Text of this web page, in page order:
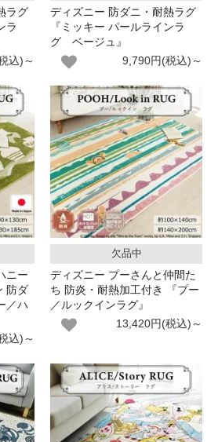
ラグ
ラ
込)～
ディズニー 防ダニ・耐熱ラグ
『ミッキー パールラインラ
グ ベージュ』
9,790円(税込)～
ニー
防ダ
／ハ
込)～
欠品中
ディズニー プーさんと仲間た
ち 防炎・耐熱加工付き 『プー
／ルックインラグ』
13,420円(税込)～